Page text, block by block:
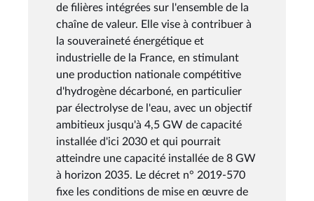
de filières intégrées sur l'ensemble de la
chaîne de valeur. Elle vise à contribuer à
la souveraineté énergétique et
industrielle de la France, en stimulant
une production nationale compétitive
d'hydrogène décarboné, en particulier
par électrolyse de l'eau, avec un objectif
ambitieux jusqu'à 4,5 GW de capacité
installée d'ici 2030 et qui pourrait
atteindre une capacité installée de 8 GW
à horizon 2035. Le décret n° 2019-570
fixe les conditions de mise en œuvre de